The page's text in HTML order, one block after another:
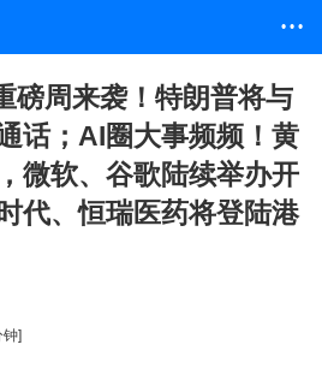
• • •
磅周来袭！特朗普将与
话；AI圈大事频频！黄
微软、谷歌陆续举办开
代、恒瑞医药将登陆港
钟]